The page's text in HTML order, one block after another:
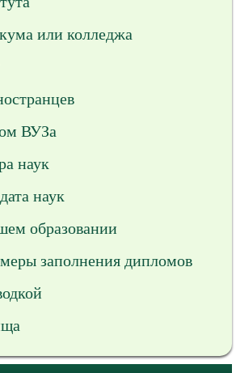
или колледжа
ВУЗа
наук
наук
образовании
заполнения дипломов